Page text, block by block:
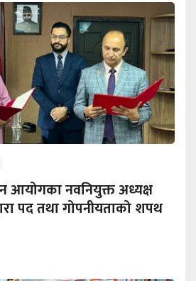
आयोगका नवनियुक्त अध्यक्ष
पद तथा गोपनीयताको शपथ